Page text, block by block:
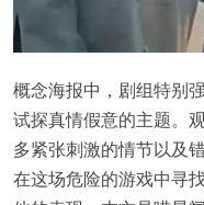
概念海报中，剧组特别
试探真情假意的主题。
多紧张刺激的情节以及
在这场危险的游戏中寻